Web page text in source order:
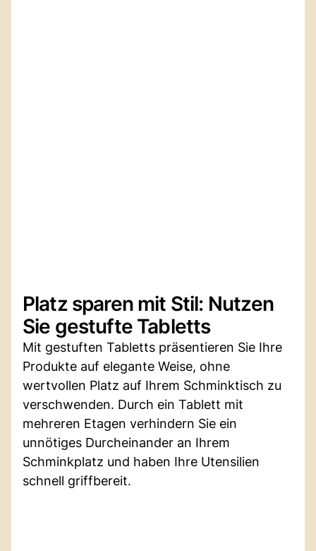
Platz sparen mit Stil: Nutzen
Sie gestufte Tabletts
Mit gestuften Tabletts präsentieren Sie Ihre
Produkte auf elegante Weise, ohne
wertvollen Platz auf Ihrem Schminktisch zu
verschwenden. Durch ein Tablett mit
mehreren Etagen verhindern Sie ein
unnötiges Durcheinander an Ihrem
Schminkplatz und haben Ihre Utensilien
schnell griffbereit.